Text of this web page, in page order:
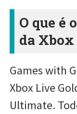
O que é
da
Games with
Xbox Live
Ultimate.